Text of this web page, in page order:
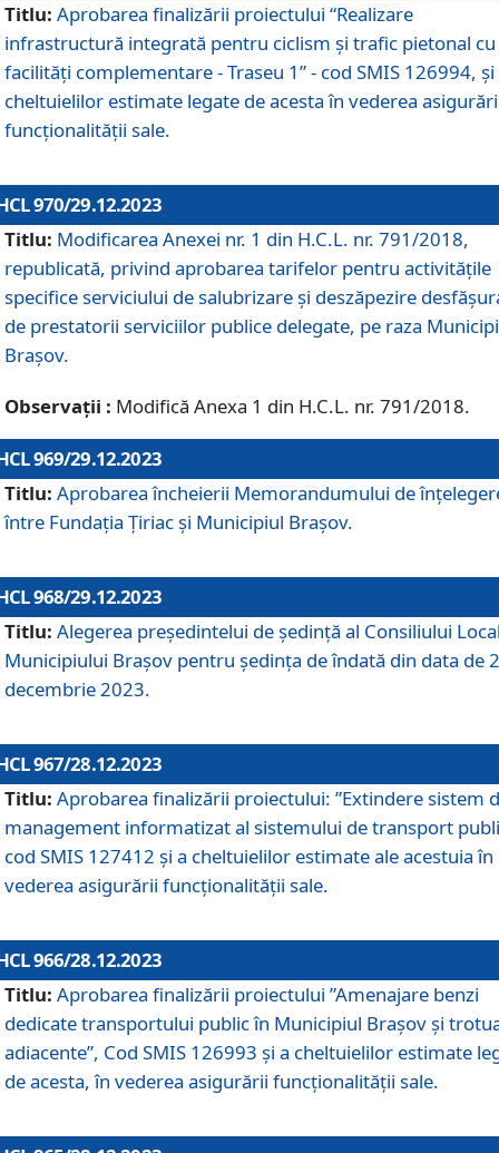
Titlu: Aprobarea finalizării proiectului “Realizare
infrastructură integrată pentru ciclism şi trafic pietonal cu
facilităţi complementare - Traseu 1” - cod SMIS 126994, și
cheltuielilor estimate legate de acesta în vederea
funcționalității sale.
970/29.12.2023
Titlu: Modificarea Anexei nr. 1 din H.C.L. nr. 791/2018,
republicată, privind aprobarea tarifelor pentru activitățile
specifice serviciului de salubrizare și deszăpezire
de prestatorii serviciilor publice delegate, pe raza
Brașov.
Observații : Modifică Anexa 1 din H.C.L. nr. 791/2018.
969/29.12.2023
Titlu: Aprobarea încheierii Memorandumului de
între Fundația Țiriac și Municipiul Brașov.
968/29.12.2023
Titlu: Alegerea preşedintelui de şedinţă al Consiliului
Municipiului Braşov pentru ședința de îndată din data de
decembrie 2023.
967/28.12.2023
Titlu: Aprobarea finalizării proiectului: ”Extindere sistem
management informatizat al sistemului de transport
cod SMIS 127412 și a cheltuielilor estimate ale acestuia în
vederea asigurării funcționalității sale.
966/28.12.2023
Titlu: Aprobarea finalizării proiectului ”Amenajare benzi
dedicate transportului public în Municipiul Brașov şi
adiacente”, Cod SMIS 126993 și a cheltuielilor estimate
de acesta, în vederea asigurării funcționalității sale.